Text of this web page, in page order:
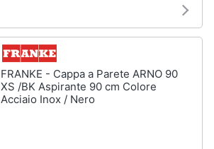
FRANKE - Cappa a Parete ARNO 90
XS /BK Aspirante 90 cm Colore
Acciaio Inox / Nero